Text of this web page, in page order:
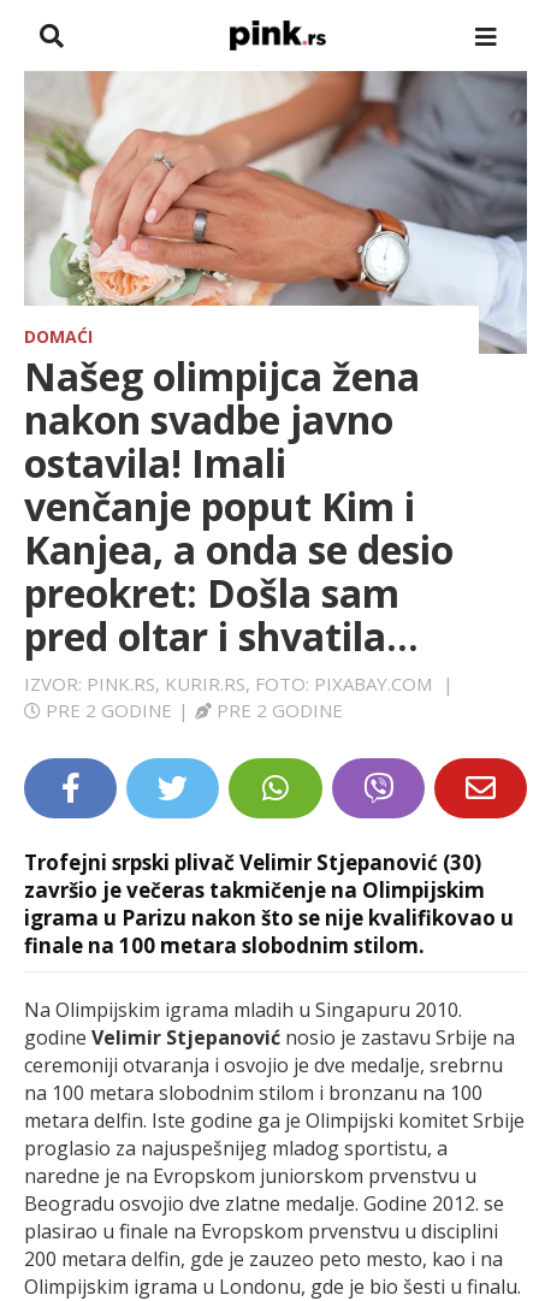
NASLOVNA
VESTI
ZADRUGA
SHOWBIZ
HRONIKA
FARMERI
SPORT
LIFESTYLE
EXTRA
DOMAĆI
Našeg olimpijca žena
nakon svadbe javno
ostavila! Imali
venčanje poput Kim i
Kanjea, a onda se desio
preokret: Došla sam
pred oltar i shvatila...
IZVOR: PINK.RS, KURIR.RS, FOTO: PIXABAY.COM
|
PRE 2 GODINE | PRE 2 GODINE
Trofejni srpski plivač Velimir Stjepanović (30)
završio je večeras takmičenje na Olimpijskim
igrama u Parizu nakon što se nije kvalifikovao u
finale na 100 metara slobodnim stilom.
Na Olimpijskim igrama mladih u Singapuru 2010.
godine Velimir Stjepanović nosio je zastavu Srbije na
ceremoniji otvaranja i osvojio je dve medalje, srebrnu
na 100 metara slobodnim stilom i bronzanu na 100
metara delfin. Iste godine ga je Olimpijski komitet Srbije
proglasio za najuspešnijeg mladog sportistu, a
naredne je na Evropskom juniorskom prvenstvu u
Beogradu osvojio dve zlatne medalje. Godine 2012. se
plasirao u finale na Evropskom prvenstvu u disciplini
200 metara delfin, gde je zauzeo peto mesto, kao i na
Olimpijskim igrama u Londonu, gde je bio šesti u finalu.